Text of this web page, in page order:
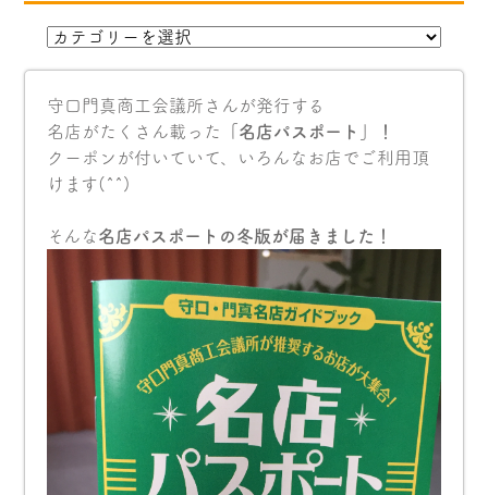
守口門真商工会議所さんが発行する
名店がたくさん載った
「名店パスポート」！
クーポンが付いていて、いろんなお店でご利用頂
けます(^^)
そんな名店パスポートの冬版が届きました！